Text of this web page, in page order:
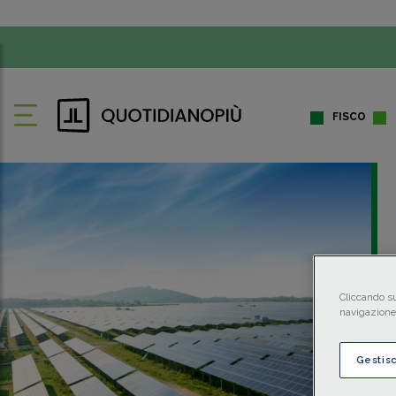
FISCO
Cliccando